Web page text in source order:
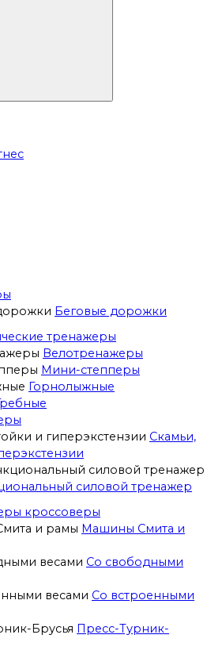
Беговые дорожки
тренажеры
Велотренажеры
Мини-степперы
Горнолыжные
Скамьи,
силовой тренажер
кроссоверы
Машины Смита и
Со свободными
Со встроенными
Пресс-Турник-